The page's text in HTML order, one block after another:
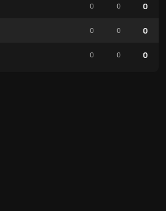
0 0 0
0 0 0
0 0 0